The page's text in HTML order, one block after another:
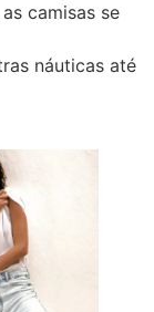
camisas se
náuticas até